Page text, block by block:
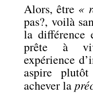
Alors, être «
pas?, voilà
la différence
prête à
expérience
aspire
achever la